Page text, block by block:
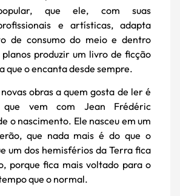
que ele, com suas
e artísticas, adapta
de consumo do meio e dentro
planos produzir um livro de ficção
que o encanta desde sempre.
obras a quem gosta de ler é
que vem com Jean Frédéric
o nascimento. Ele nasceu em um
que nada mais é do que o
um dos hemisférios da Terra fica
porque fica mais voltado para o
que o normal.